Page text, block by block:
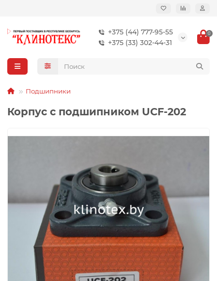
+375 (44) 777-95-55
+375 (33) 302-44-31
0
Подшипники
Корпус с подшипником UCF-202